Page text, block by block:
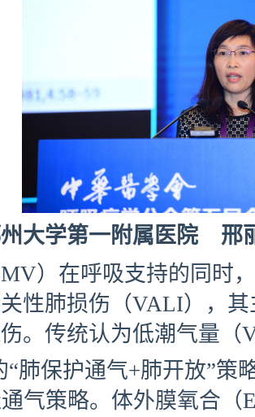
大学第一附属医院 邢
）在呼吸支持的同时
性肺损伤（VALI），
。传统认为低潮气量（
“肺保护通气+肺开放”
气策略。体外膜氧合（